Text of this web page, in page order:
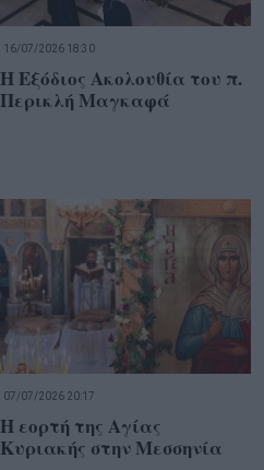
16/07/2026 18:30
Η Εξόδιος Ακολουθία του π.
Περικλή Μαγκαφά
07/07/2026 20:17
Η εορτή της Αγίας
Κυριακής στην Μεσσηνία